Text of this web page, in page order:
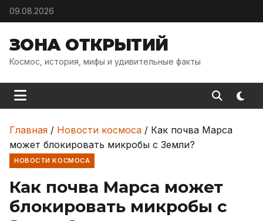
Skip to content
09.08.2026
ЗОНА ОТКРЫТИЙ
Космос, история, мифы и удивительные факты
Главная / Новости космоса / Как почва Марса
может блокировать микробы с Земли?
НОВОСТИ КОСМОСА
Как почва Марса может
блокировать микробы с